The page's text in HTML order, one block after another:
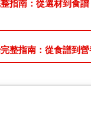
指南：從選材到食
整指南：從食譜到